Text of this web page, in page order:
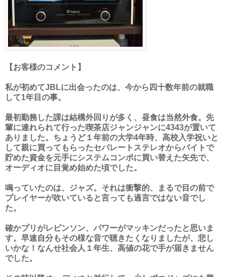
【お客様のコメント】
私が初めてJBLに出会ったのは、今から四十数年前の就職
して1年目の事。
最初勤務した課は結構外回りが多く、昼食は当然外食。先
輩に連れられて行った喫茶店ジャンジャンに4343が置いて
ありました。ちょうど１年前の大学4年時、高校入学祝いと
して親に買ってもらったセパレートステレオからバイトで
貯めた資金を元手にシステムコンポに買い替えた矢先で、
オーディオに目覚め始めた頃でした。
鳴っていたのは、ジャズ。それは衝撃的、まるで目の前で
プレイヤーが吹いていると言っても過言ではない音でし
た。
確かプリがレビンソン、パワーがマッキンだったと思いま
す。早速自分もその様な音で聴きたくなりましたが、悲し
いかな！なんせ社会人１年生、高値の花で手が届きません
でした。